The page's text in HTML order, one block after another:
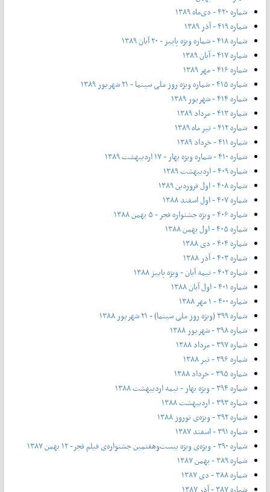
شماره ۴۲۰ - دی‌ماه ۱۳۸۹
شماره ۴۱۹ - آذر ۱۳۸۹
شماره ۴۱۸ - شماره ویژه پاییز - ۲۰ آبان ۱۳۸۹
شماره ۴۱۷ - آبان ۱۳۸۹
شماره ۴۱۶ - مهر ۱۳۸۹
شماره ۴۱۵ - شماره ویژه روز ملی سینما - ۲۱ شهریور ۱۳۸۹
شماره ۴۱۴ - شهریور ۱۳۸۹
شماره ۴۱۳ - مرداد ۱۳۸۹
شماره ۴۱۲ - تیر ماه ۱۳۸۹
شماره ۴۱۱ - خرداد ۱۳۸۹
شماره ۴۱۰ - شماره ویژه بهار - ۱۷ اردیبهشت ۱۳۸۹
شماره ۴۰۹ - اردیبهشت ۱۳۸۹
شماره ۴۰۸ - اول فروردین ۱۳۸۹
شماره ۴۰۷ - اول اسفند ۱۳۸۸
شماره ۴۰۶ - ویژه جشنواره فجر - ۵ بهمن ۱۳۸۸
شماره ۴۰۵ - اول بهمن ۱۳۸۸
شماره ۴۰۴ - دی ۱۳۸۸
شماره ۴۰۳ - آذر ۱۳۸۸
شماره ۴۰۲ - نیمه آبان - ویژه پاییز ۱۳۸۸
شماره ۴۰۱ - اول آبان ۱۳۸۸
شماره ۴۰۰ - ۱ مهر ۱۳۸۸
شماره ۳۹۹ (ویژه روز ملی سینما) - ۲۱ شهریور ۱۳۸۸
شماره ۳۹۸ - شهریور ۱۳۸۸
شماره ۳۹۷ - مرداد ۱۳۸۸
شماره ۳۹۶ - تیر ۱۳۸۸
شماره ۳۹۵ - خرداد ۱۳۸۸
شماره ۳۹۴ - ویژه بهار - نیمه‌ اردیبهشت ۱۳۸۸
شماره ۳۹۳ - اردیبهشت ۱۳۸۸
شماره ۳۹۲ - ویژه‌ی نوروز ۱۳۸۸
شماره ۳۹۱ - اسفند ۱۳۸۷
شماره ۳۹۰ - ویژه‌ی ویژه بیست‌و‌هفتمین جشنواره‌ی فیلم فجر- ۱۲ بهمن ۱۳۸۷
شماره ۳۸۹ - بهمن ۱۳۸۷
شماره ۳۸۸ - دی ۱۳۸۷